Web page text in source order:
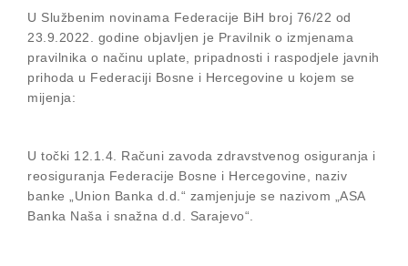
U Službenim novinama Federacije BiH broj 76/22 od
23.9.2022. godine objavljen je Pravilnik o izmjenama
pravilnika o načinu uplate, pripadnosti i raspodjele javnih
prihoda u Federaciji Bosne i Hercegovine u kojem se
mijenja:
U točki 12.1.4. Računi zavoda zdravstvenog osiguranja i
reosiguranja Federacije Bosne i Hercegovine, naziv
banke „Union Banka d.d.“ zamjenjuje se nazivom „ASA
Banka Naša i snažna d.d. Sarajevo“.